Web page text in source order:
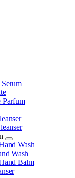
Parfum
Wash
Wash
Balm